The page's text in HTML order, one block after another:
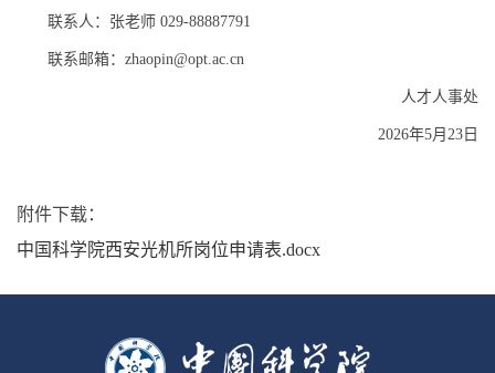
联系人：张老师 029-88887791
联系邮箱：zhaopin@opt.ac.cn
人才人事处
2026年5月23日
附件下载：
中国科学院西安光机所岗位申请表.docx